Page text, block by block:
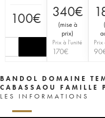
100€ 340€
(mise à
prix)
Prix à l'unité
170€
(
Prix
90
BANDOL DOMAINE
CABASSAOU FAMILLE
LES INFORMATIONS